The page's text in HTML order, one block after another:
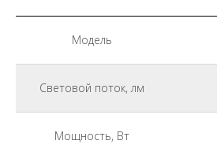
Модель
Световой поток, лм
Мощность, Вт